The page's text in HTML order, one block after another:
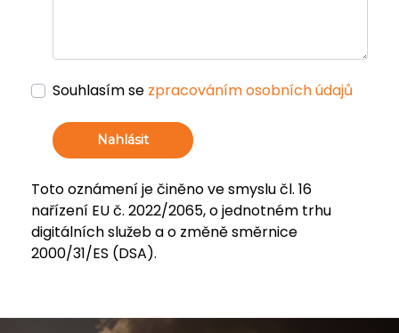
Souhlasím se zpracováním osobních údajů
Nahlásit
Toto oznámení je činěno ve smyslu čl. 16
nařízení EU č. 2022/2065, o jednotném trhu
digitálních služeb a o změně směrnice
2000/31/ES (DSA).